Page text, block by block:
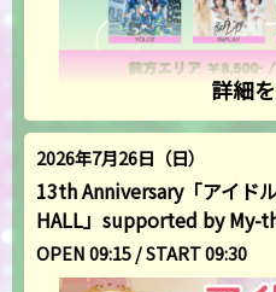
詳細
2026年7月26日（日）
13th Anniversary「アイド
HALL」supported by My-
OPEN 09:15 / START 09:30